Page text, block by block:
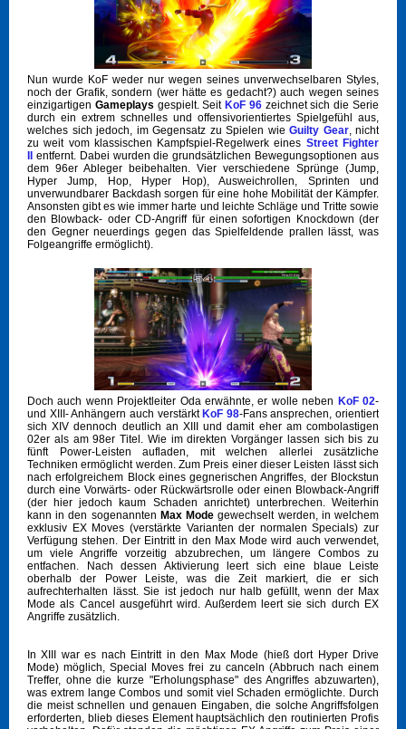
Nun wurde KoF weder nur wegen seines unverwechselbaren Styles,
noch der Grafik, sondern (wer hätte es gedacht?) auch wegen seines
einzigartigen Gameplays gespielt. Seit KoF 96zeichnet sich die Serie
durch ein extrem schnelles und offensivorientiertes Spielgefühl aus,
welches sich jedoch, im Gegensatz zu Spielen wie Guilty Gear, nicht
zu weit vom klassischen Kampfspiel-Regelwerk eines Street Fighter
entfernt. Dabei wurden die grundsätzlichen Bewegungsoptionen aus
dem 96er Ableger beibehalten. Vier verschiedene Sprünge (Jump,
Hyper Jump, Hop, Hyper Hop), Ausweichrollen, Sprinten und
unverwundbarer Backdash sorgen für eine hohe Mobilität der Kämpfer.
Ansonsten gibt es wie immer harte und leichte Schläge und Tritte sowie
den Blowback- oder CD-Angriff für einen sofortigen Knockdown (der
den Gegner neuerdings gegen das Spielfeldende prallen lässt, was
Folgeangriffe ermöglicht).
Doch auch wenn Projektleiter Oda erwähnte, er wolle neben KoF 02-
und XIII- Anhängern auch verstärkt KoF 98-Fans ansprechen, orientiert
sich XIV dennoch deutlich an XIII und damit eher am combolastigen
02er als am 98er Titel. Wie im direkten Vorgänger lassen sich bis zu
fünft Power-Leisten aufladen, mit welchen allerlei zusätzliche
Techniken ermöglicht werden. Zum Preis einer dieser Leisten lässt sich
nach erfolgreichem Block eines gegnerischen Angriffes, der Blockstun
durch eine Vorwärts- oder Rückwärtsrolle oder einen Blowback-Angriff
(der hier jedoch kaum Schaden anrichtet) unterbrechen. Weiterhin
kann in den sogenannten Max Mode gewechselt werden, in welchem
exklusiv EX Moves (verstärkte Varianten der normalen Specials) zur
Verfügung stehen. Der Eintritt in den Max Mode wird auch verwendet,
um viele Angriffe vorzeitig abzubrechen, um längere Combos zu
entfachen. Nach dessen Aktivierung leert sich eine blaue Leiste
oberhalb der Power Leiste, was die Zeit markiert, die er sich
aufrechterhalten lässt. Sie ist jedoch nur halb gefüllt, wenn der Max
Mode als Cancel ausgeführt wird. Außerdem leert sie sich durch EX
Angriffe zusätzlich.
In XIII war es nach Eintritt in den Max Mode (hieß dort Hyper Drive
Mode) möglich, Special Moves frei zu canceln (Abbruch nach einem
Treffer, ohne die kurze "Erholungsphase" des Angriffes abzuwarten),
was extrem lange Combos und somit viel Schaden ermöglichte. Durch
die meist schnellen und genauen Eingaben, die solche Angriffsfolgen
erforderten, blieb dieses Element hauptsächlich den routinierten Profis